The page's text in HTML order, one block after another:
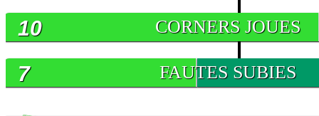
CORNERS JOUES
10
FAUTES SUBIES
7